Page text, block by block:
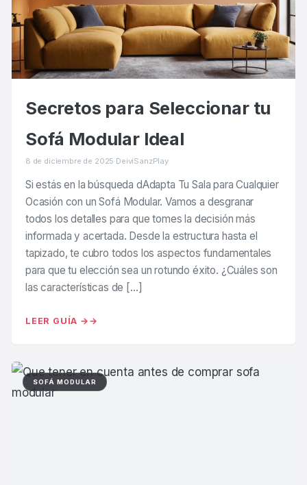
Secretos para Seleccionar tu
Sofá Modular Ideal
8 de diciembre de 2025·DeiviSanzPlay
Si estás en la búsqueda dAdapta Tu Sala para Cualquier
Ocasión con un Sofá Modular. Vamos a desgranar
todos los detalles para que tomes la decisión más
informada y acertada. Desde la estructura hasta el
tapizado, te cubro todos los aspectos fundamentales
para que tu elección sea un rotundo éxito. ¿Cuáles son
las características de […]
LEER GUÍA →
SOFÁ MODULAR